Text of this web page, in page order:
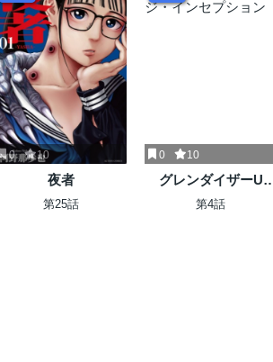
0 10
夜者
第25話
0 10
グレンダイザーU
ジ・インセプション
第4話